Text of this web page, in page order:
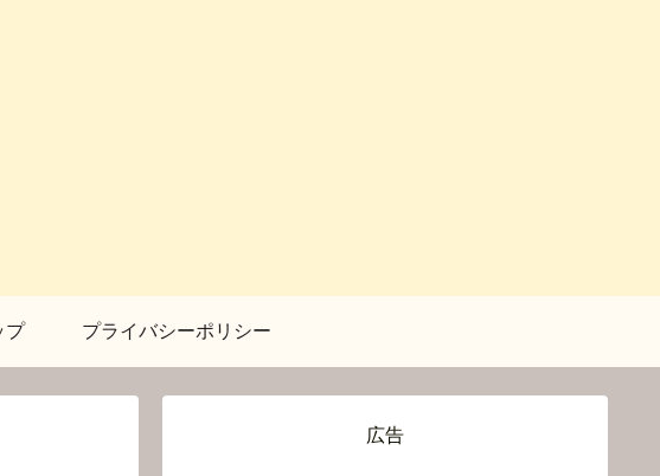
プ プライバシーポリシー
広告